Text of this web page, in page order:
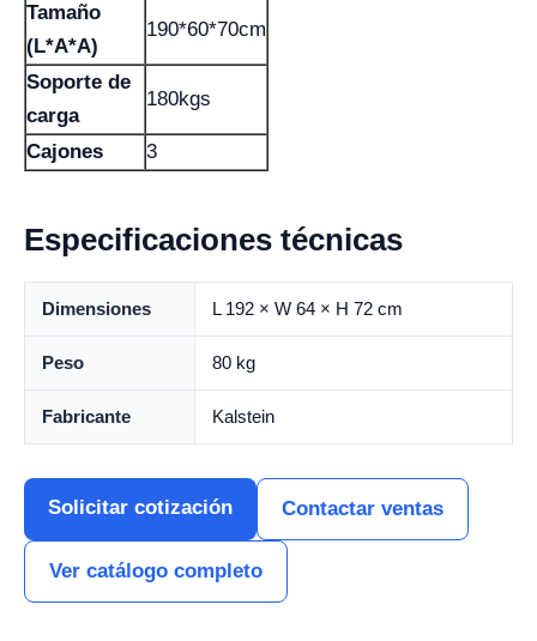
Tamaño
(L*A*A)
190*60*70cm
Soporte de
carga
180kgs
Cajones 3
Especificaciones técnicas
Dimensiones L 192 × W 64 × H 72 cm
Peso 80 kg
Fabricante Kalstein
Solicitar cotización Contactar ventas
Ver catálogo completo